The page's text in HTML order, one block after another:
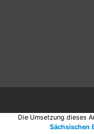
Die Umsetzung dieses
Sächsischen